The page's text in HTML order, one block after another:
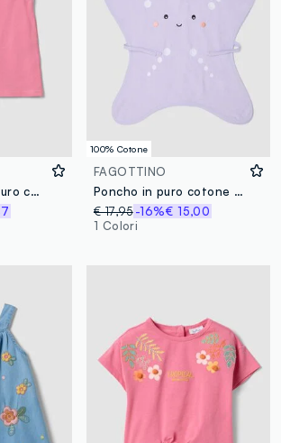
Canotta rosa in puro cotone con volant regular fit
100% Cotone
FAGOTTINO
Poncho in puro cotone viola da neonata a forma di stella marina
€ 17,95 -16%€ 15,00
1 Colori